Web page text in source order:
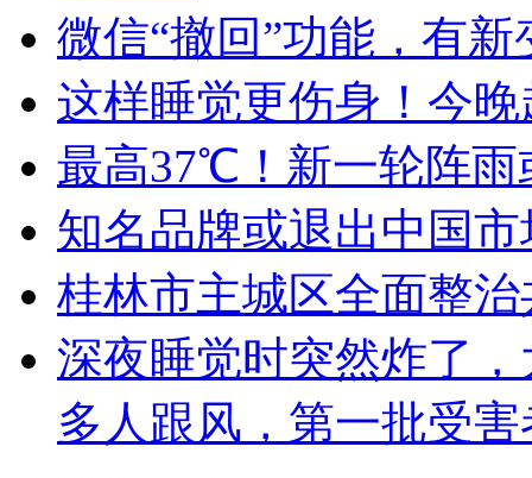
微信“撤回”功能，有新
这样睡觉更伤身！今
最高37℃！新一轮阵雨
知名品牌或退出中国市
桂林市主城区全面整
深夜睡觉时突然炸了
多人跟风，第一批受